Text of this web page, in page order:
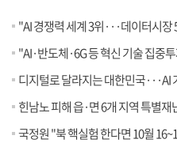
"AI 경쟁력 세계 3위···데이터시장
"AI·반도체·6G 등 혁신 기술 집중
디지털로 달라지는 대한민국···AI 기반
힌남노 피해 읍·면 6개 지역 특별재
국정원 "북 핵실험 한다면 10월